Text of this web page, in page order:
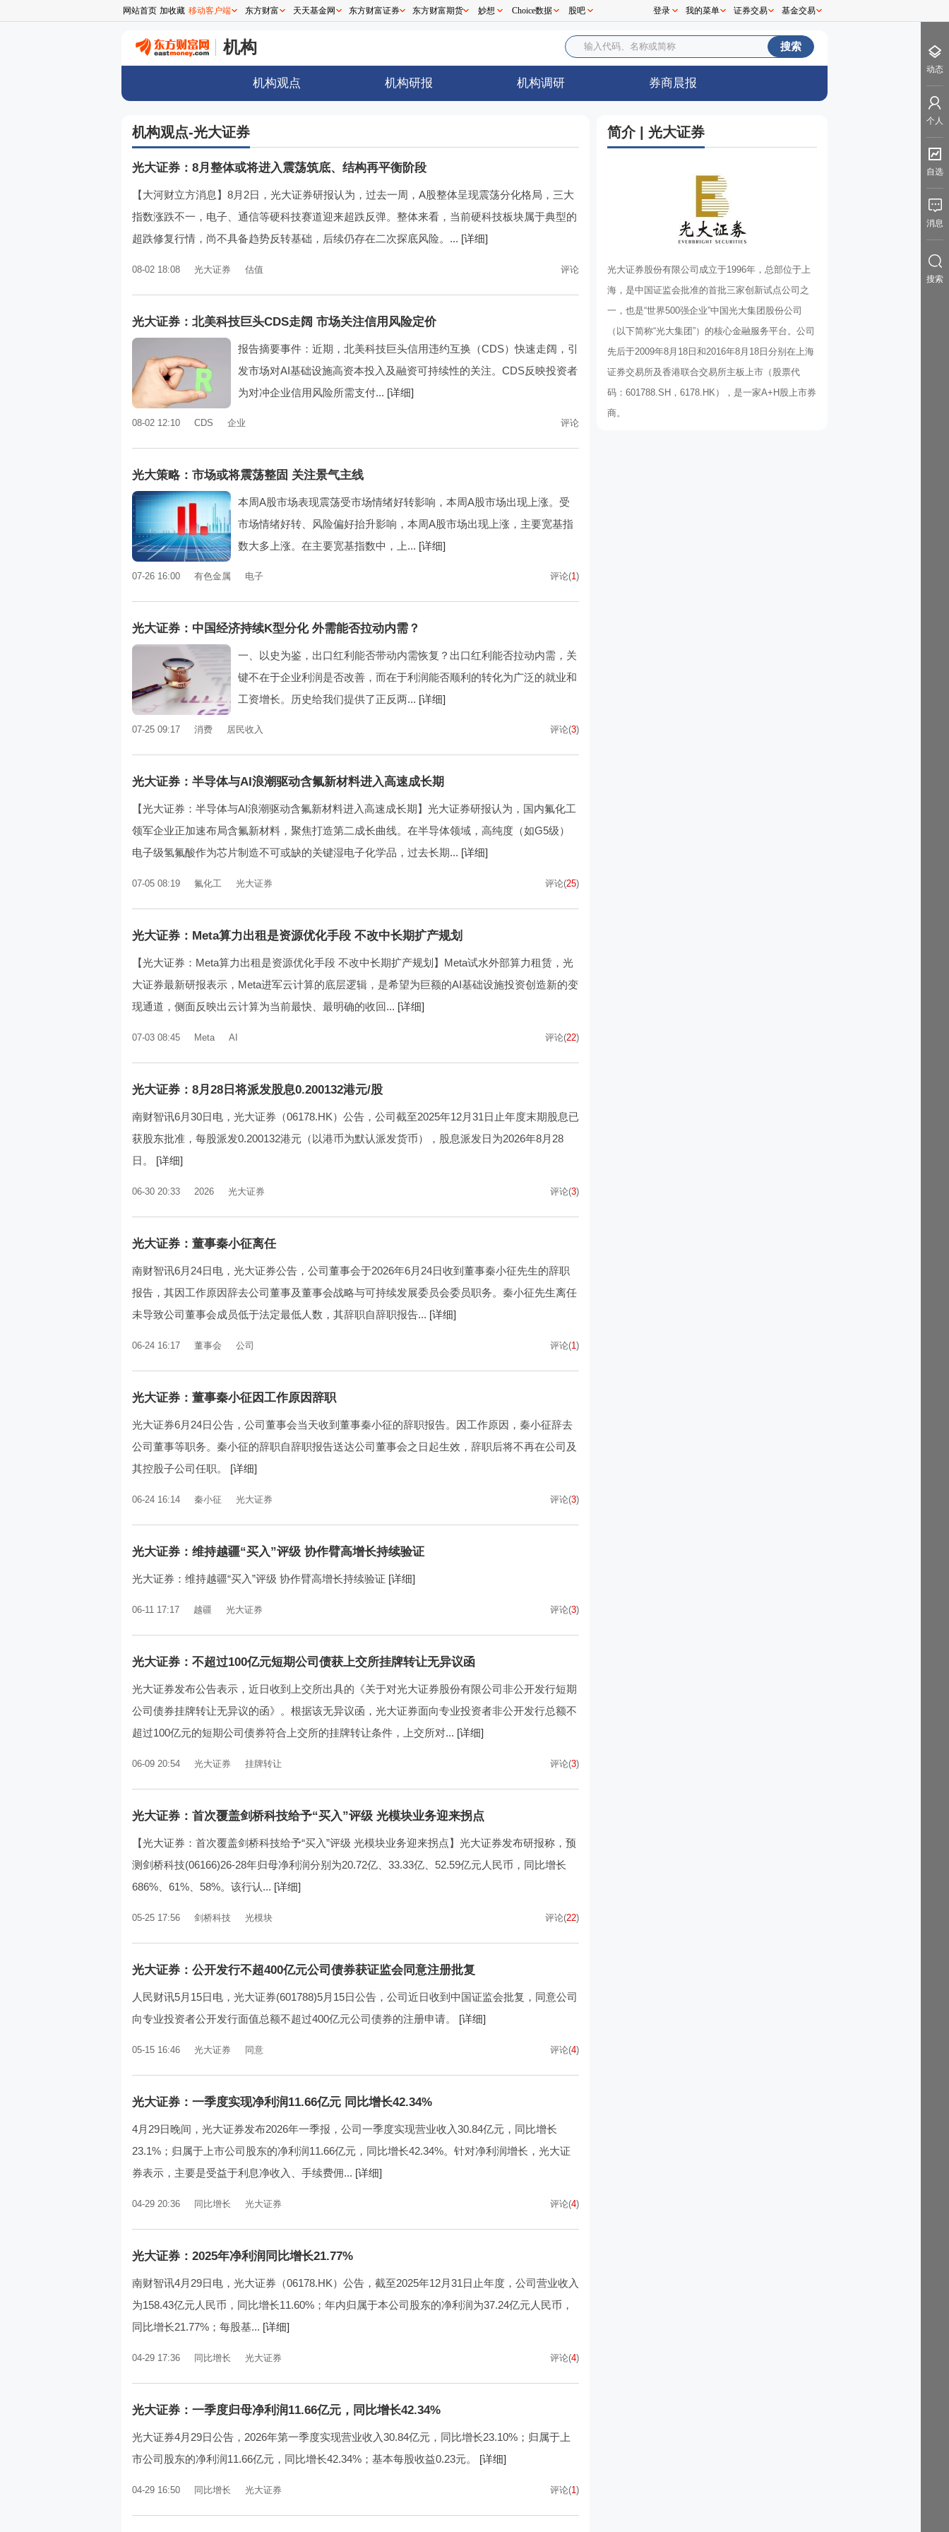
机构
机构观点 机构研报 机构调研 券商晨报
机构观点-光大证券
光大证券：8月整体或将进入震荡筑底、结构再平衡阶段
【大河财立方消息】8月2日，光大证券研报认为，过去一周，A股整体呈现震荡分化格局，三大
指数涨跌不一，电子、通信等硬科技赛道迎来超跌反弹。整体来看，当前硬科技板块属于典型的
超跌修复行情，尚不具备趋势反转基础，后续仍存在二次探底风险。... [详细]
08-02 18:08 光大证券 估值 评论
光大证券：北美科技巨头CDS走阔 市场关注信用风险定价
报告摘要事件：近期，北美科技巨头信用违约互换（CDS）快速走阔，引
发市场对AI基础设施高资本投入及融资可持续性的关注。CDS反映投资者
为对冲企业信用风险所需支付... [详细]
08-02 12:10 CDS 企业 评论
光大策略：市场或将震荡整固 关注景气主线
本周A股市场表现震荡受市场情绪好转影响，本周A股市场出现上涨。受
市场情绪好转、风险偏好抬升影响，本周A股市场出现上涨，主要宽基指
数大多上涨。在主要宽基指数中，上... [详细]
07-26 16:00 有色金属 电子 评论(1)
光大证券：中国经济持续K型分化 外需能否拉动内需？
一、以史为鉴，出口红利能否带动内需恢复？出口红利能否拉动内需，关
键不在于企业利润是否改善，而在于利润能否顺利的转化为广泛的就业和
工资增长。历史给我们提供了正反两... [详细]
07-25 09:17 消费 居民收入 评论(3)
光大证券：半导体与AI浪潮驱动含氟新材料进入高速成长期
【光大证券：半导体与AI浪潮驱动含氟新材料进入高速成长期】光大证券研报认为，国内氟化工
领军企业正加速布局含氟新材料，聚焦打造第二成长曲线。在半导体领域，高纯度（如G5级）
电子级氢氟酸作为芯片制造不可或缺的关键湿电子化学品，过去长期... [详细]
07-05 08:19 氟化工 光大证券 评论(25)
光大证券：Meta算力出租是资源优化手段 不改中长期扩产规划
【光大证券：Meta算力出租是资源优化手段 不改中长期扩产规划】Meta试水外部算力租赁，光
大证券最新研报表示，Meta进军云计算的底层逻辑，是希望为巨额的AI基础设施投资创造新的变
现通道，侧面反映出云计算为当前最快、最明确的收回... [详细]
07-03 08:45 Meta AI 评论(22)
光大证券：8月28日将派发股息0.200132港元/股
南财智讯6月30日电，光大证券（06178.HK）公告，公司截至2025年12月31日止年度末期股息已
获股东批准，每股派发0.200132港元（以港币为默认派发货币），股息派发日为2026年8月28
日。
[详细]
06-30 20:33 2026 光大证券 评论(3)
光大证券：董事秦小征离任
南财智讯6月24日电，光大证券公告，公司董事会于2026年6月24日收到董事秦小征先生的辞职
报告，其因工作原因辞去公司董事及董事会战略与可持续发展委员会委员职务。秦小征先生离任
未导致公司董事会成员低于法定最低人数，其辞职自辞职报告... [详细]
06-24 16:17 董事会 公司 评论(1)
光大证券：董事秦小征因工作原因辞职
光大证券6月24日公告，公司董事会当天收到董事秦小征的辞职报告。因工作原因，秦小征辞去
公司董事等职务。秦小征的辞职自辞职报告送达公司董事会之日起生效，辞职后将不再在公司及
其控股子公司任职。
[详细]
06-24 16:14 秦小征 光大证券 评论(3)
光大证券：维持越疆“买入”评级 协作臂高增长持续验证
光大证券：维持越疆“买入”评级 协作臂高增长持续验证 [详细]
06-11 17:17 越疆 光大证券 评论(3)
光大证券：不超过100亿元短期公司债获上交所挂牌转让无异议函
光大证券发布公告表示，近日收到上交所出具的《关于对光大证券股份有限公司非公开发行短期
公司债券挂牌转让无异议的函》。根据该无异议函，光大证券面向专业投资者非公开发行总额不
超过100亿元的短期公司债券符合上交所的挂牌转让条件，上交所对... [详细]
06-09 20:54 光大证券 挂牌转让 评论(3)
光大证券：首次覆盖剑桥科技给予“买入”评级 光模块业务迎来拐点
【光大证券：首次覆盖剑桥科技给予“买入”评级 光模块业务迎来拐点】光大证券发布研报称，预
测剑桥科技(06166)26-28年归母净利润分别为20.72亿、33.33亿、52.59亿元人民币，同比增长
686%、61%、58%。该行认... [详细]
05-25 17:56 剑桥科技 光模块 评论(22)
光大证券：公开发行不超400亿元公司债券获证监会同意注册批复
人民财讯5月15日电，光大证券(601788)5月15日公告，公司近日收到中国证监会批复，同意公司
向专业投资者公开发行面值总额不超过400亿元公司债券的注册申请。
[详细]
05-15 16:46 光大证券 同意 评论(4)
光大证券：一季度实现净利润11.66亿元 同比增长42.34%
4月29日晚间，光大证券发布2026年一季报，公司一季度实现营业收入30.84亿元，同比增长
23.1%；归属于上市公司股东的净利润11.66亿元，同比增长42.34%。针对净利润增长，光大证
券表示，主要是受益于利息净收入、手续费佣... [详细]
04-29 20:36 同比增长 光大证券 评论(4)
光大证券：2025年净利润同比增长21.77%
南财智讯4月29日电，光大证券（06178.HK）公告，截至2025年12月31日止年度，公司营业收入
为158.43亿元人民币，同比增长11.60%；年内归属于本公司股东的净利润为37.24亿元人民币，
同比增长21.77%；每股基... [详细]
04-29 17:36 同比增长 光大证券 评论(4)
光大证券：一季度归母净利润11.66亿元，同比增长42.34%
光大证券4月29日公告，2026年第一季度实现营业收入30.84亿元，同比增长23.10%；归属于上
市公司股东的净利润11.66亿元，同比增长42.34%；基本每股收益0.23元。
[详细]
04-29 16:50 同比增长 光大证券 评论(1)
简介 | 光大证券
光大证券股份有限公司成立于1996年，总部位于上
海，是中国证监会批准的首批三家创新试点公司之
一，也是“世界500强企业”中国光大集团股份公司
（以下简称“光大集团”）的核心金融服务平台。公司
先后于2009年8月18日和2016年8月18日分别在上海
证券交易所及香港联合交易所主板上市（股票代
码：601788.SH，6178.HK），是一家A+H股上市券
商。
网站首页 加收藏 移动客户端 东方财富 天天基金网 东方财富证券 东方财富期货 妙想 Choice数据 股吧 登录 我的菜单 证券交易 基金交易
动态
个人
自选
消息
搜索